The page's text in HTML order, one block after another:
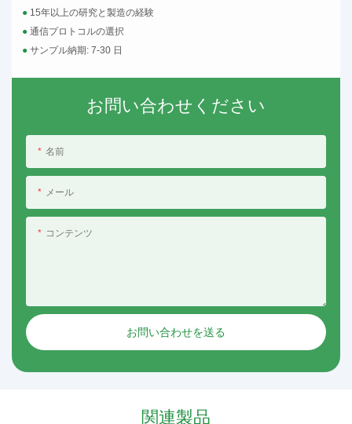
● 15年以上の研究と製造の経験
●通信プロトコルの選択
●サンプル納期: 7-30 日
お問い合わせください
名前
メール
コンテンツ
お問い合わせを送る
関連製品